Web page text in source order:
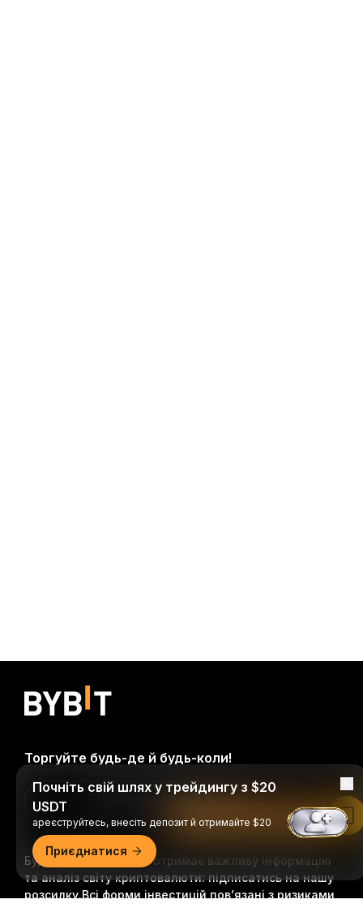
Будьте першими, хто отримає важливу інформацію
та аналіз світу криптовалюти: підписатись на нашу
розсилку.Всі форми інвестицій пов’язані з ризиками,
Торгуйте будь-де й будь-коли!
Почніть свій шлях у трейдингу з $20
USDT
ареєструйтесь, внесіть депозит й отримайте $20
Приєднатися
Читати в застосунку Bybit